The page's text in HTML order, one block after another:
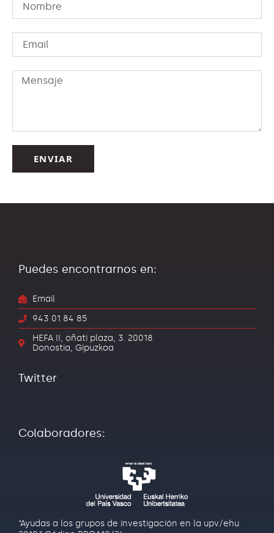
ENVIAR
Puedes encontrarnos en:
Email
943 01 84 85
HEFA II, oñati plaza, 3. 20018
Donostia, Gipuzkoa
Twitter
Colaboradores:
“Ayudas a los grupos de investigación en la upv/ehu